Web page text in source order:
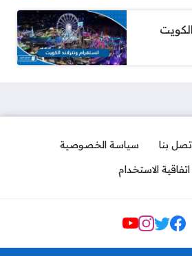
بنا
سياسة الخصوصية
اتفاقية الاستخدام
Social Links